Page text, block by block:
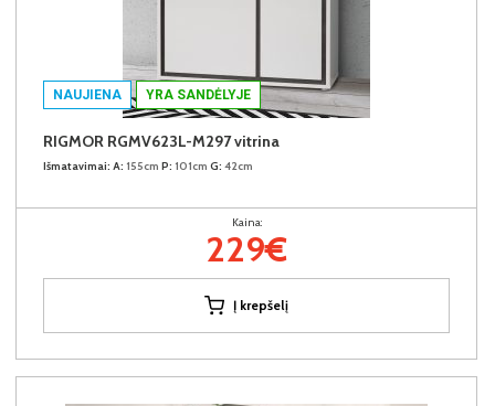
NAUJIENA YRA SANDĖLYJE
RIGMOR RGMV623L-M297 vitrina
Išmatavimai: A: 155cm P: 101cm G: 42cm
Kaina:
229€
Į krepšelį